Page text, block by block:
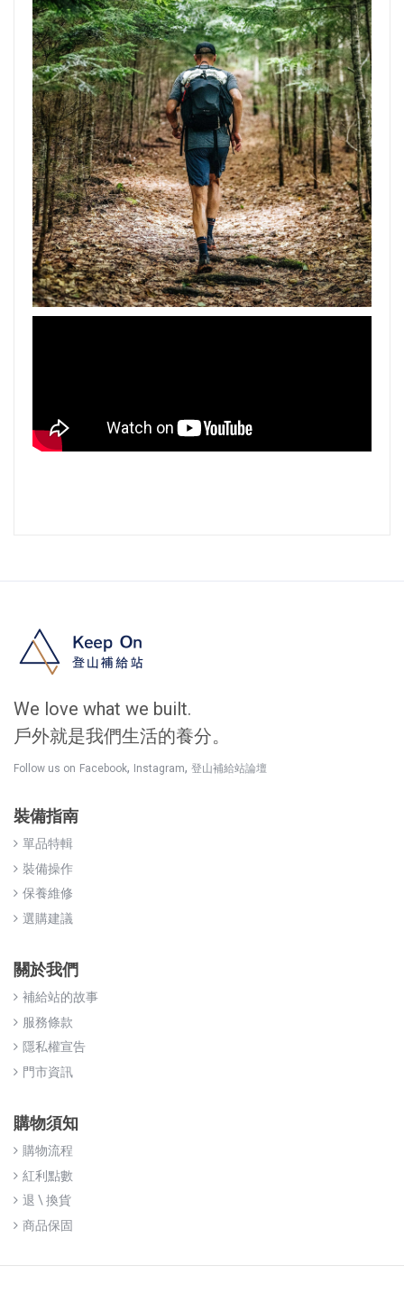
We love what we built.
戶外就是我們生活的養分。
Follow us on Facebook, Instagram, 登山補給站論壇
裝備指南
單品特輯
裝備操作
保養維修
選購建議
關於我們
補給站的故事
服務條款
隱私權宣告
門市資訊
購物須知
購物流程
紅利點數
退 \ 換貨
商品保固